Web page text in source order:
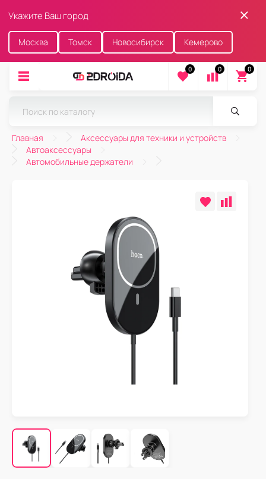
Укажите Ваш город
Москва Томск Новосибирск Кемерово
0 0 0
Главная
Аксессуары для техники и устройств
Автоаксессуары
Автомобильные держатели